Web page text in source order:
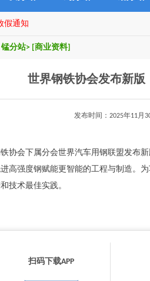
假通知
锰分站> [商业资料]
世界钢铁协会发布新版
发布时间：2025年11
铁协会下属分会世界汽车用钢联盟发布
高强度钢赋能更智能的工程与制造。
技术最佳实践。
扫码下载APP